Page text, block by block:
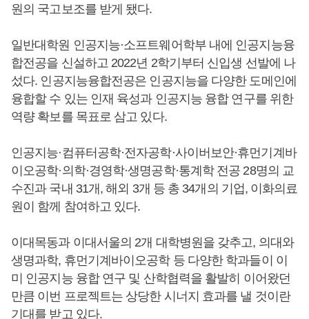
원의 국고보조를 받게 됐다.
일반대학원 인공지능·소프트웨어학부 내에 인공지능융
합전공을 신설하고 2022년 2학기부터 신입생 선발에 나
섰다. 인공지능융합전공은 인공지능을 다양한 도메인에
융합할 수 있는 인재 육성과 인공지능 융합 연구를 위한
역량 확보를 목표로 삼고 있다.
인공지능·컴퓨터공학·전자공학·사이버보안·휴먼기계바
이오공학·의학·경영학·생명공학·통계학 전공 28명의 교
수진과 국내 31개, 해외 3개 등 총 34개의 기업, 이화의료
원이 함께 참여하고 있다.
이대목동과 이대서울의 2개 대학병원을 갖추고, 의대와
생명과학, 휴먼기계바이오공학 등 다양한 학과들이 이
미 인공지능 융합 연구 및 산학협력을 활발히 이어왔던
만큼 이번 프로젝트는 상당한 시너지 효과를 낼 것이란
기대를 받고 있다.